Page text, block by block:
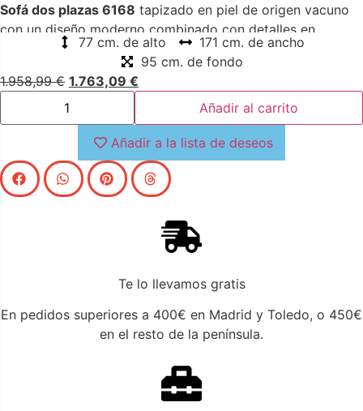
Sofá dos plazas 6168 tapizado en piel de origen vacuno
con un diseño moderno combinado con detalles en
capitoné que aportará el toque original y elegante
consiguiendo el equilibrio perfecto entre estilo y
comodidad
77 cm. de alto
171 cm. de ancho
95 cm. de fondo
1.958,99€ 1.763,09 €
Añadir al carrito
Añadir a la lista de deseos
Te lo llevamos gratis
En pedidos superiores a 400€ en Madrid y Toledo, o 450€
en el resto de la península.